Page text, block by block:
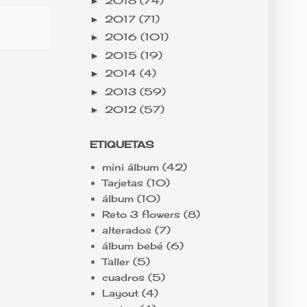
► 2017 (71)
► 2016 (101)
► 2015 (19)
► 2014 (4)
► 2013 (59)
► 2012 (57)
ETIQUETAS
mini álbum (42)
Tarjetas (10)
álbum (10)
Reto 3 flowers (8)
alterados (7)
álbum bebé (6)
Taller (5)
cuadros (5)
Layout (4)